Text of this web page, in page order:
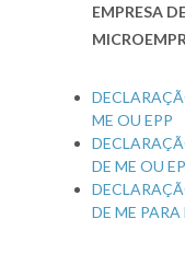
EMPRESA
ME OU EPP
DE ME OU
DE ME PARA